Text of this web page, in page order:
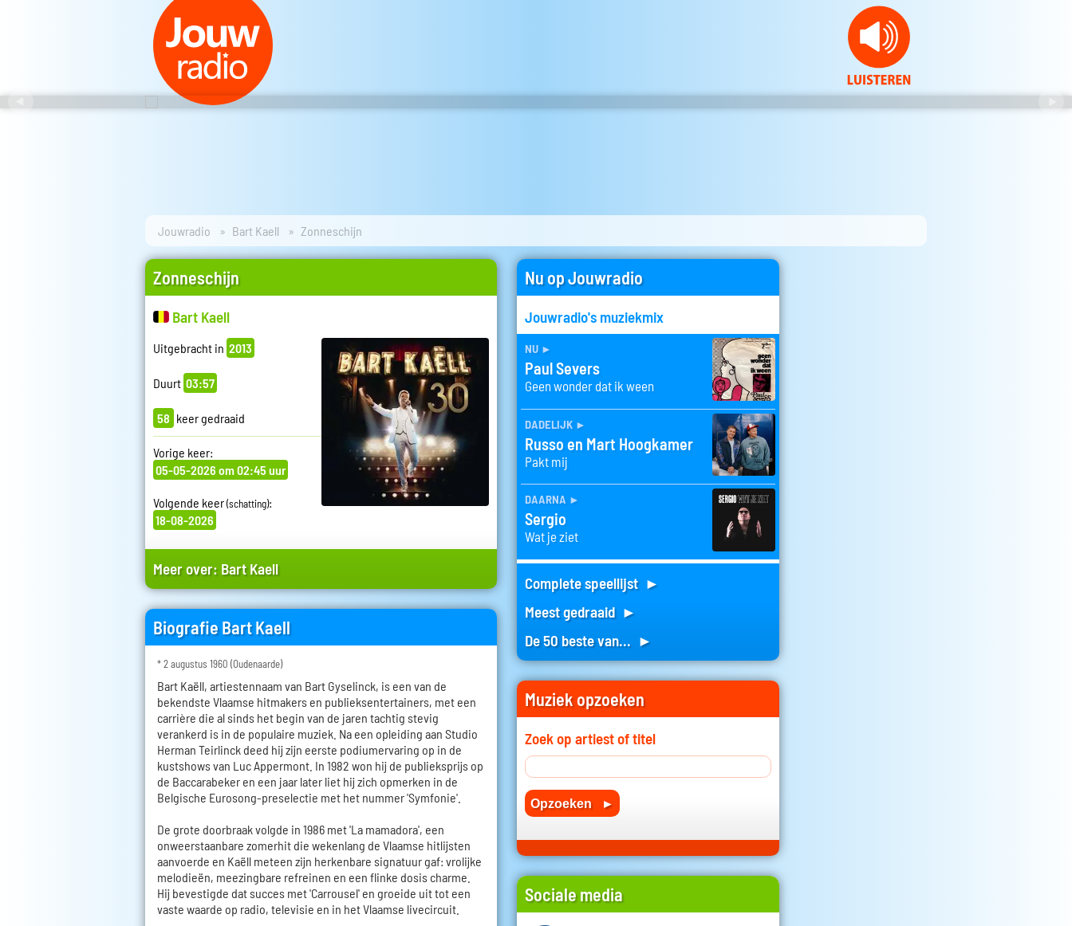
Jouwradio Bart Kaell Zonneschijn
Zonneschijn
Bart Kaell
Uitgebracht in 2013
Duurt 03:57
58 keer gedraaid
Vorige keer:
05-05-2026 om 02:45 uur
Volgende keer(schatting):
18-08-2026
Meer over: Bart Kaell
Biografie Bart Kaell
* 2 augustus 1960 (Oudenaarde)
Bart Kaëll, artiestennaam van Bart Gyselinck, is een van de
bekendste Vlaamse hitmakers en publieksentertainers, met een
carrière die al sinds het begin van de jaren tachtig stevig
verankerd is in de populaire muziek. Na een opleiding aan Studio
Herman Teirlinck deed hij zijn eerste podiumervaring op in de
kustshows van Luc Appermont. In 1982 won hij de publieksprijs op
de Baccarabeker en een jaar later liet hij zich opmerken in de
Belgische Eurosong-preselectie met het nummer 'Symfonie'.
De grote doorbraak volgde in 1986 met 'La mamadora', een
onweerstaanbare zomerhit die wekenlang de Vlaamse hitlijsten
aanvoerde en Kaëll meteen zijn herkenbare signatuur gaf: vrolijke
melodieën, meezingbare refreinen en een flinke dosis charme.
Hij bevestigde dat succes met 'Carrousel' en groeide uit tot een
vaste waarde op radio, televisie en in het Vlaamse livecircuit.
Nu op Jouwradio
Jouwradio's muziekmix
nu ►
Paul Severs
Geen wonder dat ik ween
dadelijk ►
Russo en Mart Hoogkamer
Pakt mij
daarna ►
Sergio
Wat je ziet
Complete speellijst ►
Meest gedraaid ►
De 50 beste van... ►
Muziek opzoeken
Zoek op artiest of titel
Sociale media